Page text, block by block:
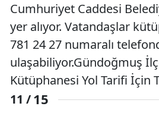
Cumhuriyet Caddesi
yer alıyor. Vatandaşlar
781 24 27 numaralı
ulaşabiliyor.Gündoğmuş
Kütüphanesi Yol Tarifi İçin
11 /15